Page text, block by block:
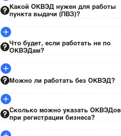
Какой ОКВЭД нужен для работы
пункта выдачи (ПВЗ)?
Что будет, если работать не по
ОКВЭДам?
Можно ли работать без ОКВЭД?
Сколько можно указать ОКВЭДов
при регистрации бизнеса?